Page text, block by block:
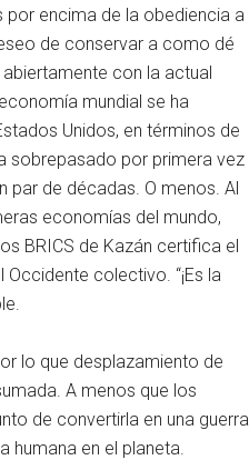
por encima de la obediencia a
de conservar a como dé
con la actual
mundial se ha
Unidos, en términos de
sobrepasado por primera vez
par de décadas. O menos. Al
economías del mundo,
BRICS de Kazán certifica el
colectivo. “¡Es la
lo que desplazamiento de
A menos que los
de convertirla en una guerra
humana en el planeta.